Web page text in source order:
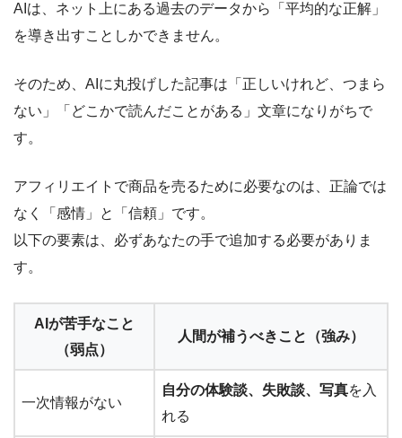
AIは、ネット上にある過去のデータから「平均的な正解」
を導き出すことしかできません。
そのため、AIに丸投げした記事は 「正しいけれど、つまら
ない」「どこかで読んだことがある」文章になりがちで
す。
アフィリエイトで商品を売るために必要なのは、正論では
なく「感情」と「信頼」です。
以下の要素は、必ずあなたの手で追加する必要がありま
す。
AIが苦手なこと
（弱点）
人間が補うべきこと（強み）
一次情報がない
自分の体験談、失敗談、写真を入
れる